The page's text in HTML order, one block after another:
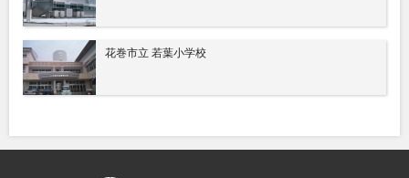
花巻市立 若葉小学校